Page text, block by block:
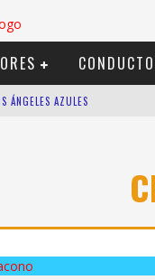
ÁNGELES AZULES
EM